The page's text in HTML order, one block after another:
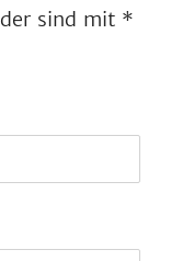
sind mit *